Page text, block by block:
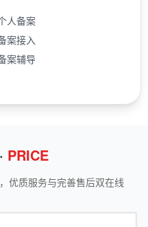
人备案
案接入
案辅导
PRICE
优质服务与完善售后双在线